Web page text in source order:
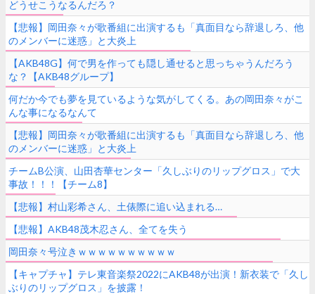
どうせこうなるんだろ？
【悲報】岡田奈々が歌番組に出演するも「真面目なら辞退しろ、他
のメンバーに迷惑」と大炎上
【AKB48G】何で男を作っても隠し通せると思っちゃうんだろう
な？【AKB48グループ】
何だか今でも夢を見ているような気がしてくる。あの岡田奈々がこ
んな事になるなんて
【悲報】岡田奈々が歌番組に出演するも「真面目なら辞退しろ、他
のメンバーに迷惑」と大炎上
チームB公演、山田杏華センター「久しぶりのリップグロス」で大
事故！！！【チーム8】
【悲報】村山彩希さん、土俵際に追い込まれる…
【悲報】AKB48茂木忍さん、全てを失う
岡田奈々号泣きｗｗｗｗｗｗｗｗｗｗ
【キャプチャ】テレ東音楽祭2022にAKB48が出演！新衣装で「久し
ぶりのリップグロス」を披露！